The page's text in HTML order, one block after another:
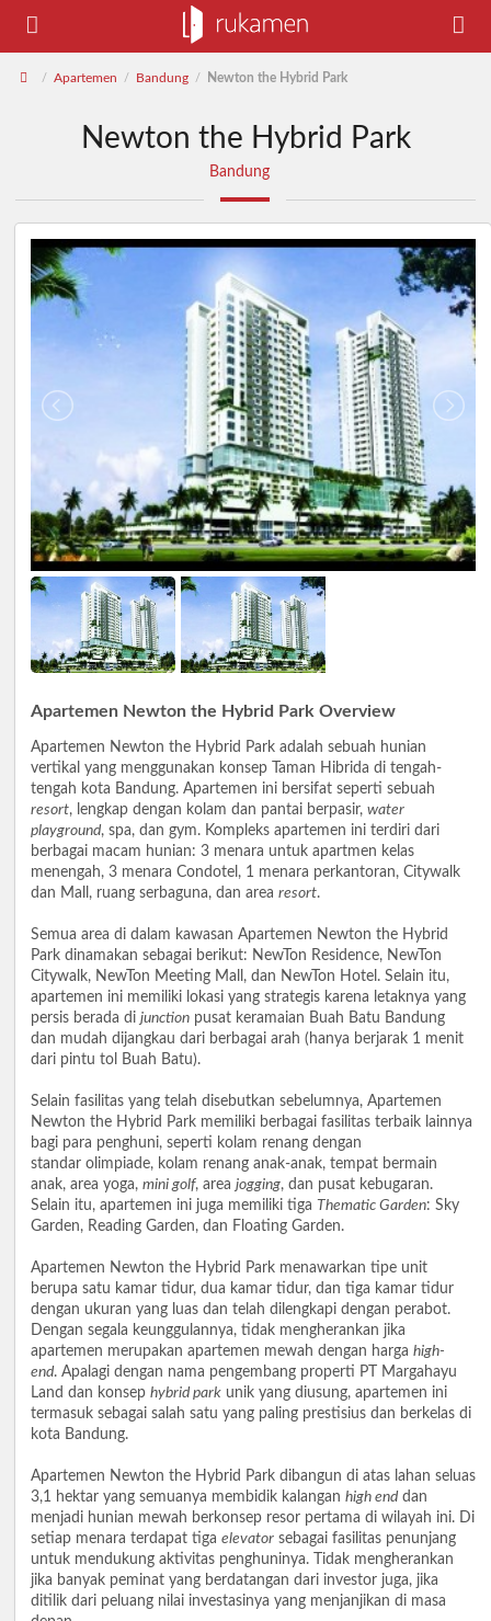
/ Apartemen / Bandung / Newton the Hybrid Park
Newton the Hybrid Park
Bandung
Apartemen Newton the Hybrid Park Overview
Apartemen Newton the Hybrid Park adalah sebuah hunian
vertikal yang menggunakan konsep Taman Hibrida di tengah-
tengah kota Bandung. Apartemen ini bersifat seperti sebuah
resort, lengkap dengan kolam dan pantai berpasir, water
playground, spa, dan gym. Kompleks apartemen ini terdiri dari
berbagai macam hunian: 3 menara untuk apartmen kelas
menengah, 3 menara Condotel, 1 menara perkantoran, Citywalk
dan Mall, ruang serbaguna, dan area resort.
Semua area di dalam kawasan Apartemen Newton the Hybrid
Park dinamakan sebagai berikut: NewTon Residence, NewTon
Citywalk, NewTon Meeting Mall, dan NewTon Hotel. Selain itu,
apartemen ini memiliki lokasi yang strategis karena letaknya yang
persis berada di junction pusat keramaian Buah Batu Bandung
dan mudah dijangkau dari berbagai arah (hanya berjarak 1 menit
dari pintu tol Buah Batu).
Selain fasilitas yang telah disebutkan sebelumnya, Apartemen
Newton the Hybrid Park memiliki berbagai fasilitas terbaik lainnya
bagi para penghuni, seperti kolam renang dengan
standar olimpiade, kolam renang anak-anak, tempat bermain
anak, area yoga, mini golf, area jogging, dan pusat kebugaran.
Selain itu, apartemen ini juga memiliki tiga Thematic Garden: Sky
Garden, Reading Garden, dan Floating Garden.
Apartemen Newton the Hybrid Park menawarkan tipe unit
berupa satu kamar tidur, dua kamar tidur, dan tiga kamar tidur
dengan ukuran yang luas dan telah dilengkapi dengan perabot.
Dengan segala keunggulannya, tidak mengherankan jika
apartemen merupakan apartemen mewah dengan harga high-
end. Apalagi dengan nama pengembang properti PT Margahayu
Land dan konsep hybrid park unik yang diusung, apartemen ini
termasuk sebagai salah satu yang paling prestisius dan berkelas di
kota Bandung.
Apartemen Newton the Hybrid Park dibangun di atas lahan seluas
3,1 hektar yang semuanya membidik kalangan high end dan
menjadi hunian mewah berkonsep resor pertama di wilayah ini. Di
setiap menara terdapat tiga elevator sebagai fasilitas penunjang
untuk mendukung aktivitas penghuninya. Tidak mengherankan
jika banyak peminat yang berdatangan dari investor juga, jika
ditilik dari peluang nilai investasinya yang menjanjikan di masa